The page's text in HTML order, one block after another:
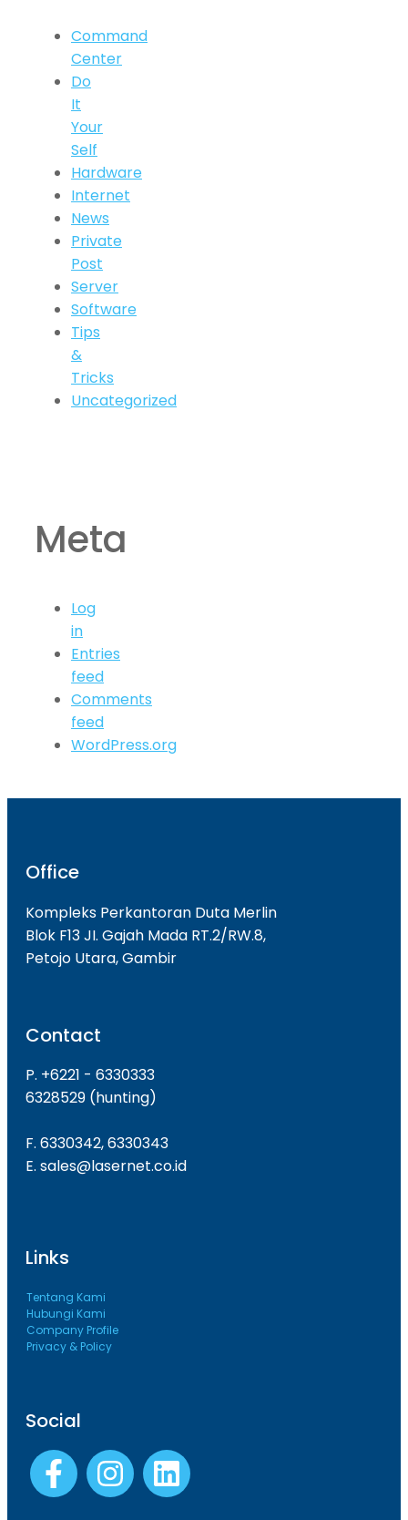
Command
Center
Do
It
Your
Self
Hardware
Internet
News
Private
Post
Server
Software
Tips
&
Tricks
Uncategorized
Meta
Log
in
Entries
feed
Comments
feed
WordPress.org
Office
Kompleks Perkantoran Duta Merlin
Blok F13 JI. Gajah Mada RT.2/RW.8,
Petojo Utara, Gambir
Contact
P. +6221 - 6330333
6328529 (hunting)
F. 6330342, 6330343
E. sales@lasernet.co.id
Links
Tentang Kami
Hubungi Kami
Company Profile
Privacy & Policy
Social